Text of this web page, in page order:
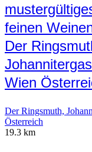
feinen
Der
Wien
Der Ringsmuth,
Österreich
19.3 km